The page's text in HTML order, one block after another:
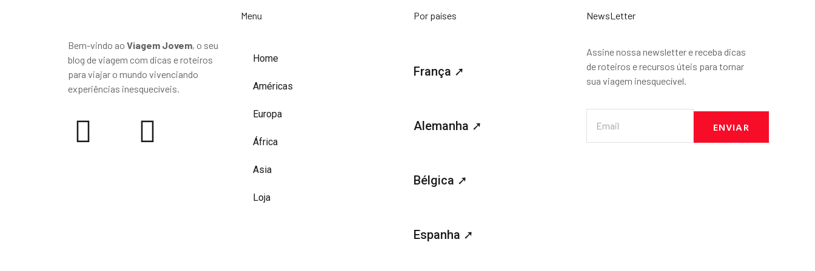
Bem-vindo ao Viagem Jovem, o seu
blog de viagem com dicas e roteiros
para viajar o mundo vivenciando
experiências inesquecíveis.
Menu
Home
Américas
Europa
África
Asia
Loja
Por países
França ➚
Alemanha ➚
Bélgica ➚
Espanha ➚
NewsLetter
Assine nossa newsletter e receba dicas
de roteiros e recursos úteis para tornar
sua viagem inesquecível.
ENVIAR